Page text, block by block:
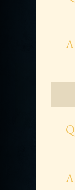
A
Q
A